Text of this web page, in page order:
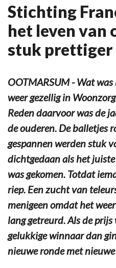
Stichting
het leven van
stuk prettiger
OOTMARSUM - Wat
weer gezellig in
Reden daarvoor was de
de ouderen. De balletjes
gespannen werden stuk
dichtgedaan als het
was gekomen. Totdat
riep. Een zucht van
menigeen omdat het
lang getreurd. Als de
gelukkige winnaar dan
nieuwe ronde met